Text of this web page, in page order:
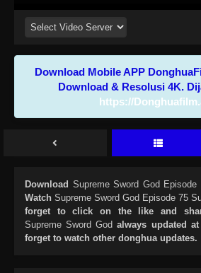
Download Mobile APP
Download & Resolusi 4K.
https://
Download Supreme Sword God
Watch Supreme Sword God Episode 75
forget to click on the like and
Supreme Sword God always updated
forget to watch other donghua updates.